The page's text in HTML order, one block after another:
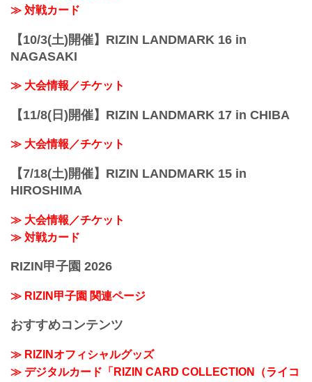
≫ 対戦カード
【10/3(土)開催】RIZIN LANDMARK 16 in
NAGASAKI
≫ 大会情報／チケット
【11/8(日)開催】RIZIN LANDMARK 17 in CHIBA
≫ 大会情報／チケット
【7/18(土)開催】RIZIN LANDMARK 15 in
HIROSHIMA
≫ 大会情報／チケット
≫ 対戦カード
RIZIN甲子園 2026
≫ RIZIN甲子園 関連ページ
おすすめコンテンツ
≫ RIZINオフィシャルグッズ
≫ デジタルカード「RIZIN CARD COLLECTION（ライコ